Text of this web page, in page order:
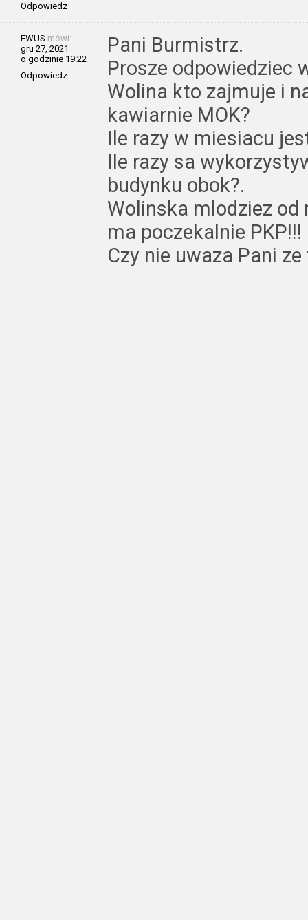
Odpowiedz
EWUS mówi:
gru 27, 2021
o godzinie 19:22
Odpowiedz
Pani Burmistrz.
Prosze odpowiedziec
Wolina kto zajmuje i
kawiarnie MOK?
Ile razy w miesiacu
Ile razy sa
budynku obok?.
Wolinska mlodziez
ma poczekalnie PKP!!!
Czy nie uwaza Pani